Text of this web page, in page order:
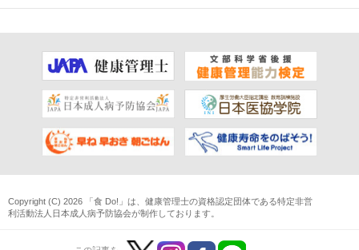
Copyright (C) 2026 「食 Do!」は、 健康管理士の資格認定団体である特定非営
利活動法人日本成人病予防協会が制作しております。